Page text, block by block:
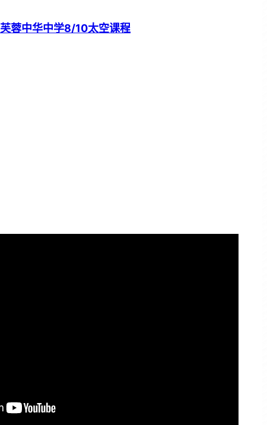
芙蓉中华中学8/10太空课程